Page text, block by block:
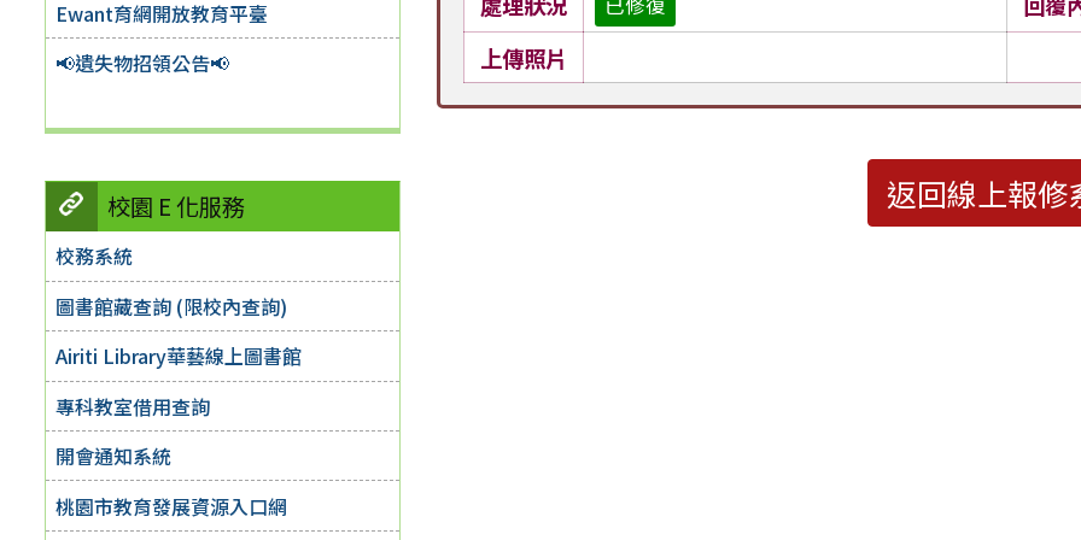
Ewant育網開放教育平臺
📢遺失物招領公告📢
校園 E 化服務
校務系統
圖書館藏查詢 (限校內查詢)
Airiti Library華藝線上圖書館
專科教室借用查詢
開會通知系統
桃園市教育發展資源入口網
上傳照片
返回線上報修